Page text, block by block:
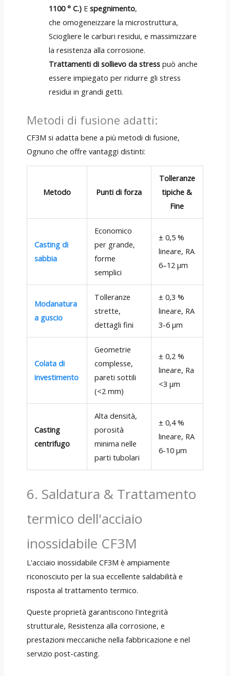
1100 ° C.) Espegnimento,
che omogeneizzare la microstruttura,
Sciogliere le carburi residui, e massimizzare
la resistenza alla corrosione.
Trattamenti di sollievo da stress può anche
essere impiegato per ridurre gli stress
residui in grandi getti.
Metodi di fusione adatti:
CF3M si adatta bene a più metodi di fusione,
Ognuno che offre vantaggi distinti:
Metodo Punti di forza
Tolleranze
tipiche &
Fine
Casting di
sabbia
Economico
per grande,
forme
semplici
± 0,5 %
lineare, RA
6–12 µm
Modanatura
a guscio
Tolleranze
strette,
dettagli fini
± 0,3 %
lineare, RA
3-6 µm
Colata di
investimento
Geometrie
complesse,
pareti sottili
(<2 mm)
± 0,2 %
lineare, Ra
<3 µm
Casting
centrifugo
Alta densità,
porosità
minima nelle
parti tubolari
± 0,4 %
lineare, RA
6-10 µm
6. Saldatura & Trattamento
termico dell'acciaio
inossidabile CF3M
L'acciaio inossidabile CF3M è ampiamente
riconosciuto per la sua eccellente saldabilità e
risposta al trattamento termico.
Queste proprietà garantiscono l'integrità
strutturale, Resistenza alla corrosione, e
prestazioni meccaniche nella fabbricazione e nel
servizio post-casting.